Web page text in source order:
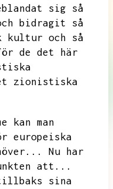
sig så
bidragit så
kultur och så
de det här
zionistiska
kan man
europeiska
Nu har
att...
sina